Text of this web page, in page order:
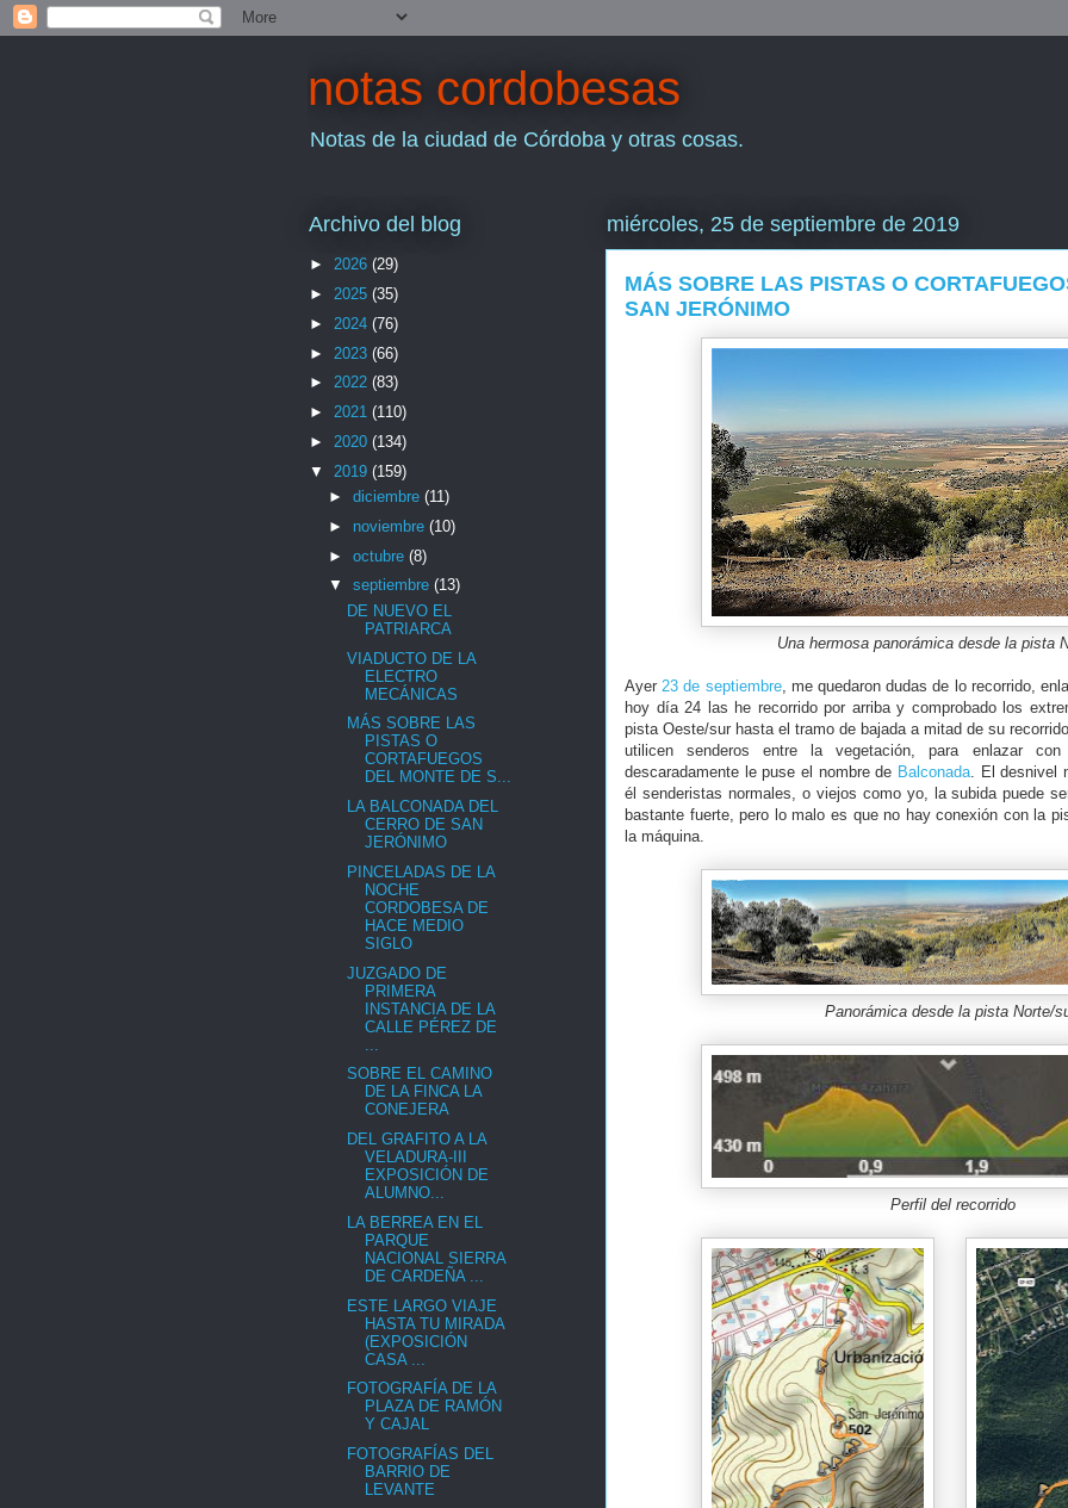
notas cordobesas
Notas de la ciudad de Córdoba y otras cosas.
miércoles, 25 de septiembre de 2019
MÁS SOBRE LAS PISTAS O
SAN JERÓNIMO
Una hermosa panorámica desde la pista
Ayer23 de septiembre, me quedaron dudas de lo recorrido,
hoy día 24 las he recorrido por arriba y comprobado los
pista Oeste/sur hasta el tramo de bajada a mitad de su
utilicen senderos entre la vegetación, para enlazar
descaradamente le puse el nombre de Balconada. El desnivel
él senderistas normales, o viejos como yo, la subida puede
bastante fuerte, pero lo malo es que no hay conexión con la
la máquina.
Panorámica desde la pista Norte/
Perfil del recorrido
Archivo del blog
► 2026 (29)
► 2025 (35)
► 2024 (76)
► 2023 (66)
► 2022 (83)
► 2021 (110)
► 2020 (134)
▼ 2019 (159)
► diciembre (11)
► noviembre (10)
► octubre (8)
▼ septiembre (13)
DE NUEVO EL
PATRIARCA
VIADUCTO DE LA
ELECTRO
MECÁNICAS
MÁS SOBRE LAS
PISTAS O
CORTAFUEGOS
DEL MONTE DE S...
LA BALCONADA DEL
CERRO DE SAN
JERÓNIMO
PINCELADAS DE LA
NOCHE
CORDOBESA DE
HACE MEDIO
SIGLO
JUZGADO DE
PRIMERA
INSTANCIA DE LA
CALLE PÉREZ DE
SOBRE EL CAMINO
DE LA FINCA LA
CONEJERA
DEL GRAFITO A LA
VELADURA-III
EXPOSICIÓN DE
ALUMNO...
LA BERREA EN EL
PARQUE
NACIONAL SIERRA
DE CARDEÑA ...
ESTE LARGO VIAJE
HASTA TU MIRADA
(EXPOSICIÓN
CASA ...
FOTOGRAFÍA DE LA
PLAZA DE RAMÓN
Y CAJAL
FOTOGRAFÍAS DEL
BARRIO DE
LEVANTE